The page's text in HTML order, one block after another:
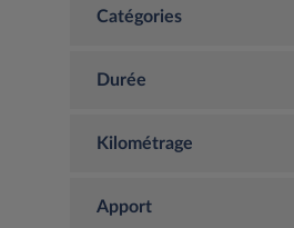
Catégories
Durée
Kilométrage
Apport